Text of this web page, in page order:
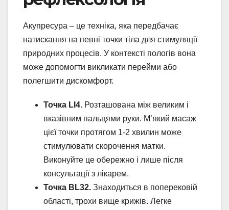
Акупресура – це техніка, яка передбачає
натискання на певні точки тіла для стимуляції
природних процесів. У контексті пологів вона
може допомогти викликати перейми або
полегшити дискомфорт.
Точка LI4. Розташована між великим і
вказівним пальцями руки. М’який масаж
цієї точки протягом 1-2 хвилин може
стимулювати скорочення матки.
Виконуйте це обережно і лише після
консультації з лікарем.
Точка BL32. Знаходиться в поперековій
області, трохи вище крижів. Легке